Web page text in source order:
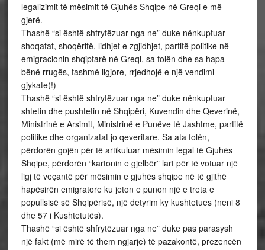
legalizimit të mësimit të Gjuhës Shqipe në Greqi e më
gjerë.
Thashë “si është shfrytëzuar nga ne” duke nënkuptuar
shoqatat, shoqëritë, lidhjet e zgjidhjet, partitë politike në
emigracionin shqiptarë në Greqi, sa folën dhe sa hapa
bënë rrugës, tashmë ligjore, rrjedhojë e një vendimi
gjykate(!)
Thashë “si është shfrytëzuar nga ne” duke nënkuptuar
shtetin dhe pushtetin në Shqipëri, Kuvendin dhe Qeverinë,
Ministrinë e Arsimit, Ministrinë e Punëve të Jashtme, partitë
politike dhe organizatat jo qeveritare. Sa ata folën,
përdorën gojën për të artikuluar mësimin legal të Gjuhës
Shqipe, përdorën “kartonin e gjelbër” lart për të votuar një
ligj të veçantë për mësimin e gjuhës shqipe në të gjithë
hapësirën emigratore ku jeton e punon një e treta e
popullsisë së Shqipërisë, një detyrim ky kushtetues (neni 8
dhe 57 i Kushtetutës).
Thashë “si është shfrytëzuar nga ne” duke pas parasysh
një fakt (më mirë të them ngjarje) të pazakontë, prezencën